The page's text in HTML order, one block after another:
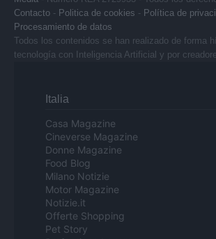
Contacto - Politica de cookies - Política de
Procesamiento de datos
Todos los contenidos se han realizado de forma
tecnología con Inteligencia Artificial y por
Italia
Casa Magazine
Cineverse Magazine
Donne Magazine
Food Blog
Milano Notizie
Motor Magazine
Notizie.it
Offerte Shopping
Pet Story